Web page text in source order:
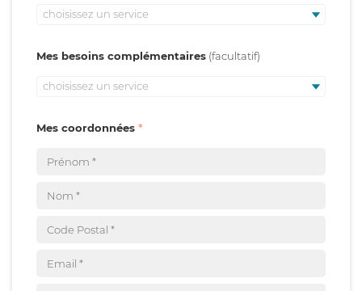
choisissez un service
Mes besoins complémentaires
choisissez un service
Mes coordonnées